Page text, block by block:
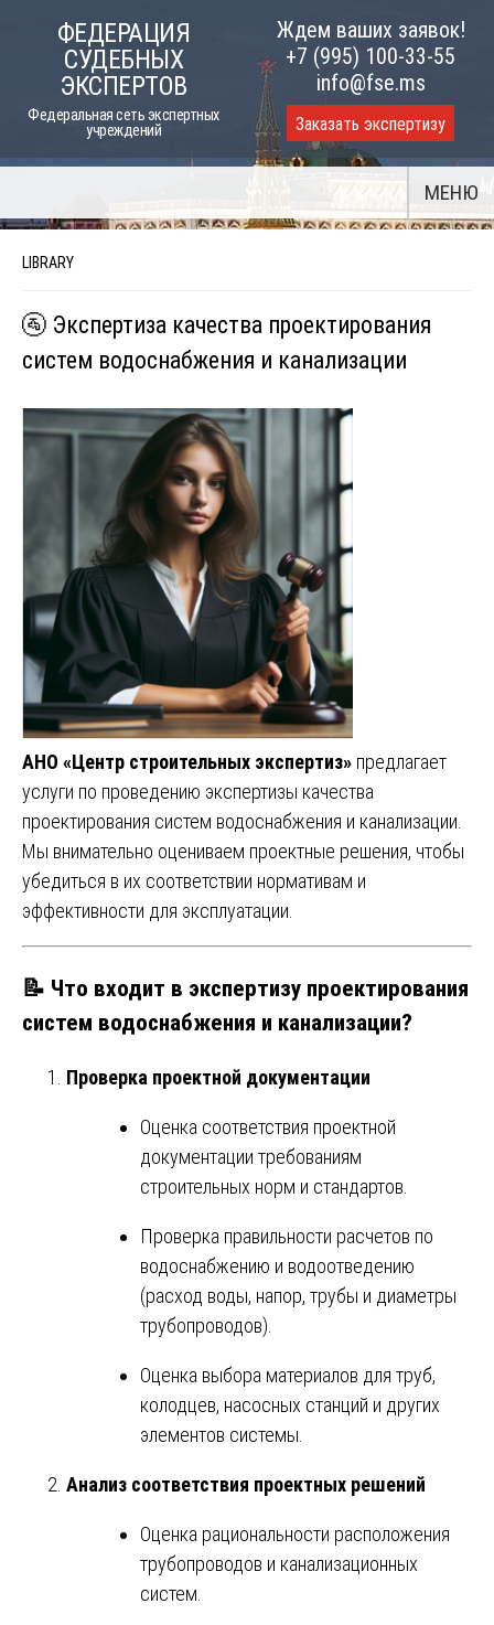
ФЕДЕРАЦИЯ
СУДЕБНЫХ
ЭКСПЕРТОВ
Федеральная сеть экспертных
учреждений
Ждем ваших заявок!
+7 (995) 100-33-55
info@fse.ms
Заказать экспертизу
МЕНЮ
LIBRARY
🚰 Экспертиза качества проектирования
систем водоснабжения и канализации
АНО «Центр строительных экспертиз» предлагает
услуги по проведению экспертизы качества
проектирования систем водоснабжения и канализации.
Мы внимательно оцениваем проектные решения, чтобы
убедиться в их соответствии нормативам и
эффективности для эксплуатации.
📝 Что входит в экспертизу проектирования
систем водоснабжения и канализации?
Проверка проектной документации
Оценка соответствия проектной
документации требованиям
строительных норм и стандартов.
Проверка правильности расчетов по
водоснабжению и водоотведению
(расход воды, напор, трубы и диаметры
трубопроводов).
Оценка выбора материалов для труб,
колодцев, насосных станций и других
элементов системы.
Анализ соответствия проектных решений
Оценка рациональности расположения
трубопроводов и канализационных
систем.